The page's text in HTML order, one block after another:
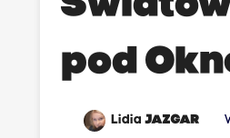
pod
LidiaJAZGAR